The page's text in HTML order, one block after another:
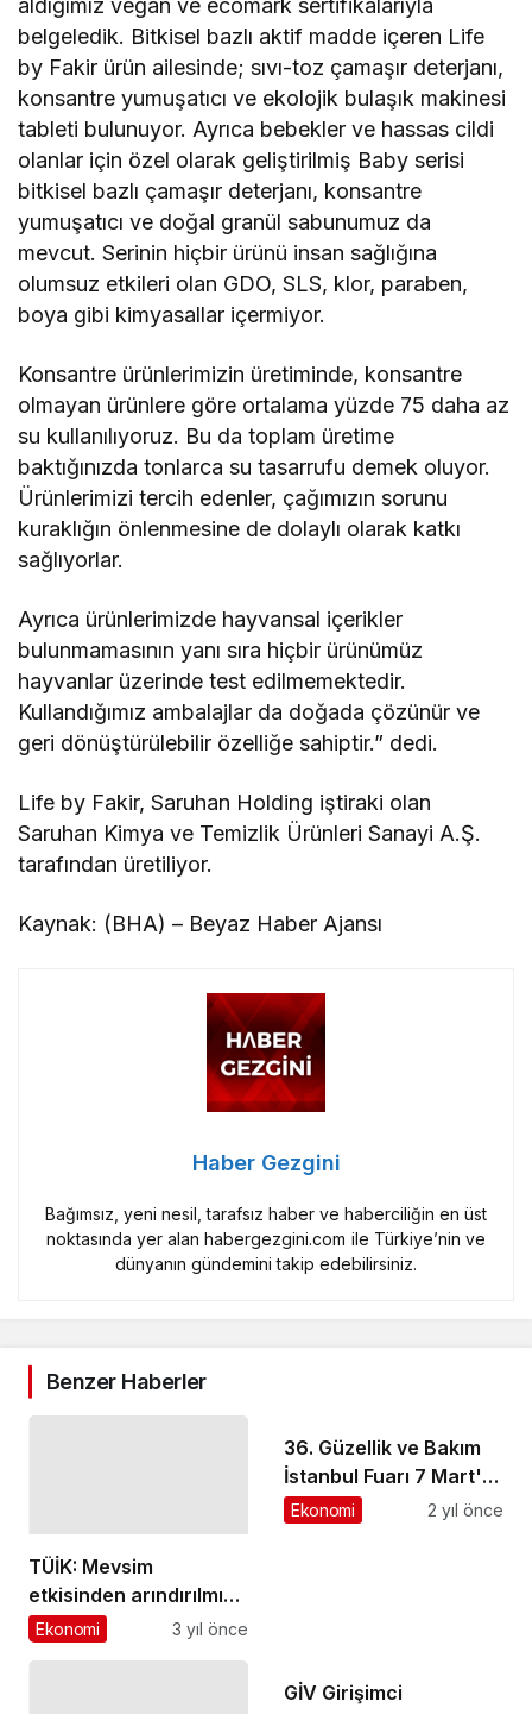
aldığımız vegan ve ecomark sertifikalarıyla
belgeledik. Bitkisel bazlı aktif madde içeren Life
by Fakir ürün ailesinde; sıvı-toz çamaşır deterjanı,
konsantre yumuşatıcı ve ekolojik bulaşık makinesi
tableti bulunuyor. Ayrıca bebekler ve hassas cildi
olanlar için özel olarak geliştirilmiş Baby serisi
bitkisel bazlı çamaşır deterjanı, konsantre
yumuşatıcı ve doğal granül sabunumuz da
mevcut. Serinin hiçbir ürünü insan sağlığına
olumsuz etkileri olan GDO, SLS, klor, paraben,
boya gibi kimyasallar içermiyor.
Konsantre ürünlerimizin üretiminde, konsantre
olmayan ürünlere göre ortalama yüzde 75 daha az
su kullanılıyoruz. Bu da toplam üretime
baktığınızda tonlarca su tasarrufu demek oluyor.
Ürünlerimizi tercih edenler, çağımızın sorunu
kuraklığın önlenmesine de dolaylı olarak katkı
sağlıyorlar.
Ayrıca ürünlerimizde hayvansal içerikler
bulunmamasının yanı sıra hiçbir ürünümüz
hayvanlar üzerinde test edilmemektedir.
Kullandığımız ambalajlar da doğada çözünür ve
geri dönüştürülebilir özelliğe sahiptir.” dedi.
Life by Fakir, Saruhan Holding iştiraki olan
Saruhan Kimya ve Temizlik Ürünleri Sanayi A.Ş.
tarafından üretiliyor.
Kaynak: (BHA) – Beyaz Haber Ajansı
Haber Gezgini
Bağımsız, yeni nesil, tarafsız haber ve haberciliğin en üst
noktasında yer alan habergezgini.com ile Türkiye’nin ve
dünyanın gündemini takip edebilirsiniz.
Benzer Haberler
TÜİK: Mevsim
etkisinden arındırılmış
işsizlik oranı %9,6
Ekonomi 3 yıl önce
36. Güzellik ve Bakım
İstanbul Fuarı 7 Mart'ta
açılıyor
Ekonomi 2 yıl önce
GİV Girişimci